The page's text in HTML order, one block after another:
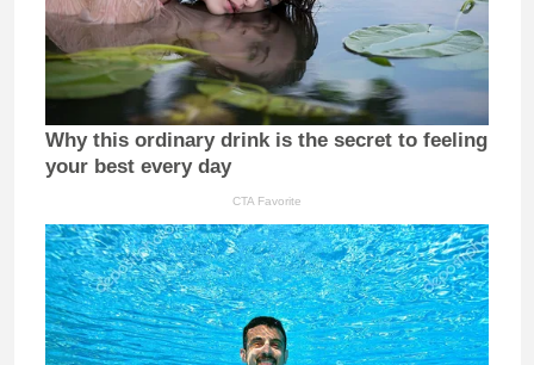
Why this ordinary drink is the secret to feeling
your best every day
CTA Favorite